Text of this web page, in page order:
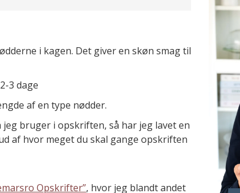
i kagen. Det giver en skøn smag til
3 dage
af en type nødder.
bruger i opskriften, så har jeg lavet en
af hvor meget du skal gange opskriften
Opskrifter”, hvor jeg blandt andet